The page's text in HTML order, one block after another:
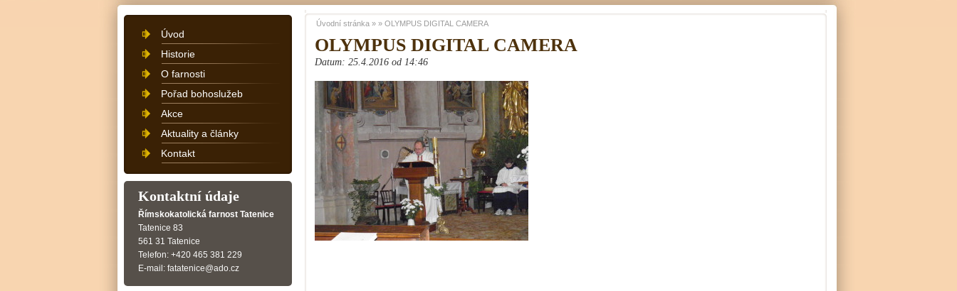
OLYMPUS DIGITAL CAMERA
Datum: 25.4.2016 od 14:46
Úvodní stránka » » OLYMPUS DIGITAL CAMERA
Úvod
Historie
O farnosti
Pořad bohoslužeb
Akce
Aktuality a články
Kontakt
Kontaktní údaje
Římskokatolická farnost Tatenice
Tatenice 83
561 31 Tatenice
Telefon: +420 465 381 229
E-mail: fatatenice@ado.cz